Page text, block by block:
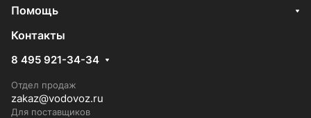
Помощь
Контакты
8 495 921-34-34
Отдел продаж
zakaz@vodovoz.ru
Для поставщиков